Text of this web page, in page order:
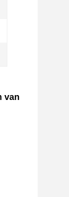
van